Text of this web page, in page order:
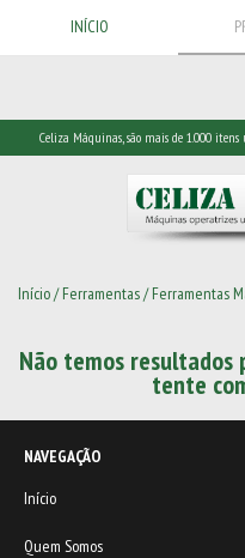
INÍCIO
Celiza Máquinas, são mais de 1.000 itens
Início/ Ferramentas/ Ferramentas
Não temos resultados
tente
NAVEGAÇÃO
Início
Quem Somos